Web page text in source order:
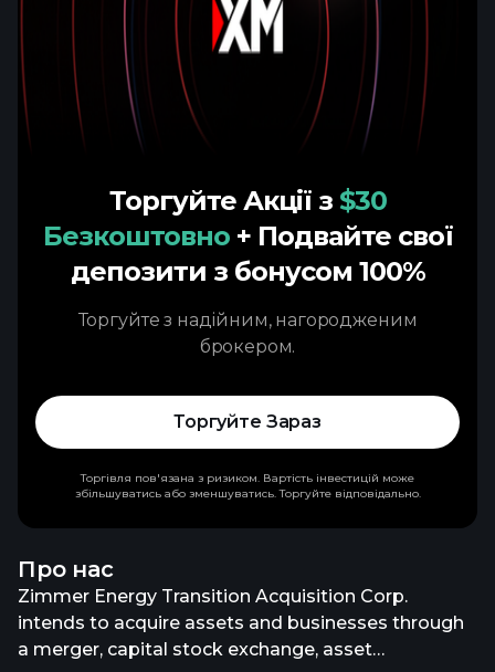
Про нас
Zimmer Energy Transition Acquisition Corp.
intends to acquire assets and businesses through
a merger, capital stock exchange, asset
Торгуйте Акції з $30
Безкоштовно + Подвайте свої
депозити з бонусом 100%
Торгуйте з надійним, нагородженим
брокером.
Торгуйте Зараз
Торгівля пов'язана з ризиком. Вартість інвестицій може
збільшуватись або зменшуватись. Торгуйте відповідально.